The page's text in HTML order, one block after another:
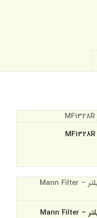
فیلتر هواکش بنز اکتروس مان فیلتر – Mann Filter